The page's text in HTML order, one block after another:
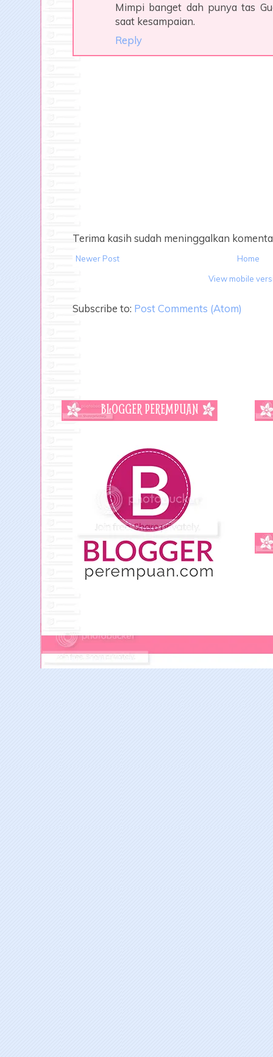
Mimpi banget dah punya tas
saat kesampaian.
Reply
Terima kasih sudah meninggalkan
Newer Post Home
View mobile
Subscribe to: Post Comments (Atom)
BLOGGER PEREMPUAN